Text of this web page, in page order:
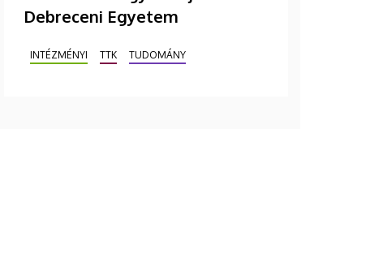
Debreceni Egyetem
INTÉZMÉNYI TTK TUDOMÁNY